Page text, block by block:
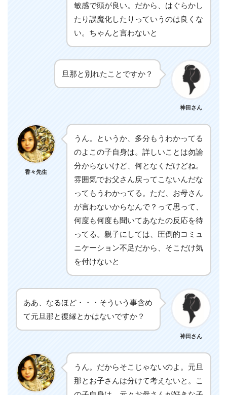
敏感で頭が良い。だから、はぐらかし
たり誤魔化したりっていうのは良くな
い。ちゃんと言わないと
旦那と別れたことですか？
神田さん
香々先生
うん。というか、多分もうわかってる
のよこの子自身は。詳しいことは勿論
分からないけど、何となくだけどね。
雰囲気でお父さん戻ってこないんだな
ってもうわかってる。ただ、お母さん
が言わないからなんで？って思って、
何度も何度も聞いてあなたの反応を待
ってる。親子にしては、圧倒的コミュ
ニケーション不足だから、そこだけ気
を付けないと
ああ、なるほど・・・そういう事含め
て元旦那と復縁とかはないですか？
神田さん
うん。だからそこじゃないのよ。元旦
那とお子さんは分けて考えないと。こ